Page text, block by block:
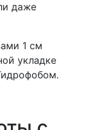
даже
1 см
укладке